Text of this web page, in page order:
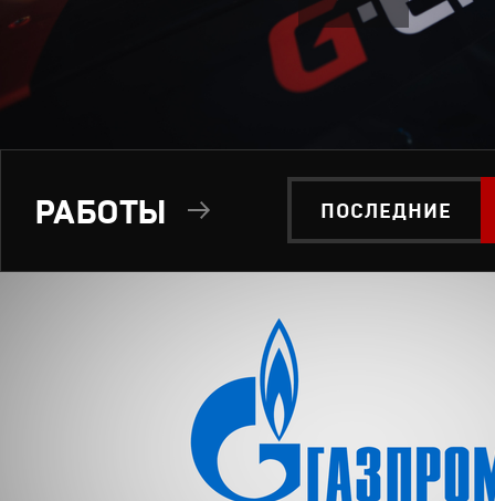
ПОСЛЕДНИЕ
РАБОТЫ